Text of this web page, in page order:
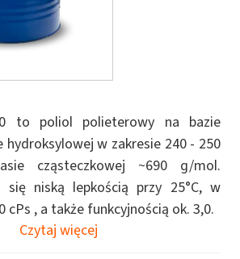
to poliol polieterowy na bazie
hydroksylowej w zakresie 240 - 250
cząsteczkowej ~690 g/mol.
się niską lepkością przy 25°C, w
cPs , a także funkcyjnością ok. 3,0.
Czytaj więcej